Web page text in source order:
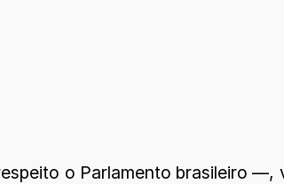
o Parlamento brasileiro